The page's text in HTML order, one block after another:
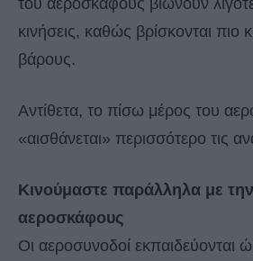
του αεροσκάφους βιώνουν
κινήσεις, καθώς βρίσκονται πιο
βάρους.
Αντίθετα, το πίσω μέρος του
«αισθάνεται» περισσότερο τις
Κινούμαστε παράλληλα με
αεροσκάφους
Οι αεροσυνοδοί εκπαιδεύονται